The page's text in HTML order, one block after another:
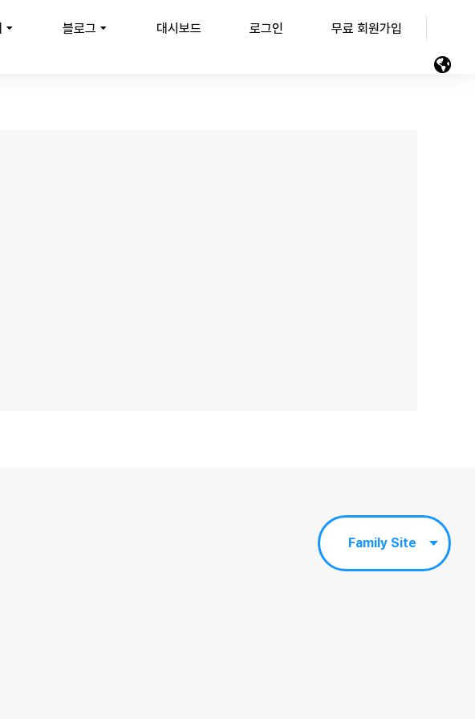
블로그 대시보드 로그인 무료 회원가입
Family Site